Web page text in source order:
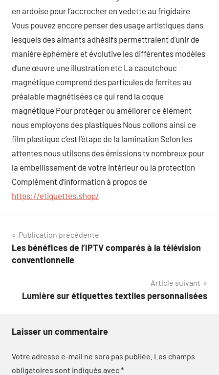
en ardoise pour l’accrocher en vedette au frigidaire
Vous pouvez encore penser des usage artistiques dans
lesquels des aimants adhésifs permettraient d’unir de
manière éphémère et évolutive les différentes modèles
d’une œuvre une illustration etc La caoutchouc
magnétique comprend des particules de ferrites au
préalable magnétisées ce qui rend la coque
magnétique Pour protéger ou améliorer ce élément
nous employons des plastiques Nous collons ainsi ce
film plastique c’est l’étape de la lamination Selon les
attentes nous utilsons des émissions tv nombreux pour
la embellissement de votre intérieur ou la protection
Complément d’information à propos de
https://etiquettes.shop/
Navigation
de
Publication précédente
Les bénéfices de l’IPTV comparés à la télévision
conventionnelle
Article suivant
Lumière sur étiquettes textiles personnalisées
Laisser un commentaire
Votre adresse e-mail ne sera pas publiée. Les champs
obligatoires sont indiqués avec*